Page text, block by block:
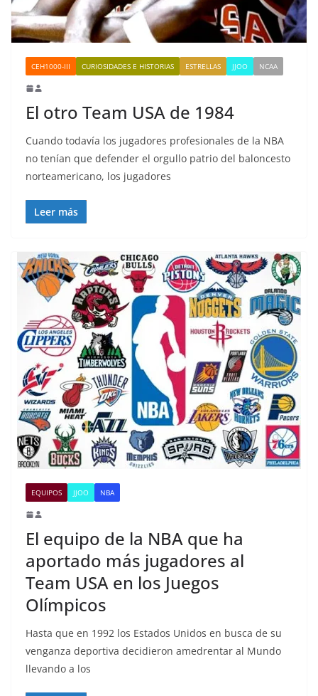
CEH1000-III CURIOSIDADES E HISTORIAS ESTRELLAS JJOO NCAA
El otro Team USA de 1984
Cuando todavía los jugadores profesionales de la NBA
no tenían que defender el orgullo patrio del baloncesto
norteamericano, los jugadores
Leer más
EQUIPOS JJOO NBA
El equipo de la NBA que ha
aportado más jugadores al
Team USA en los Juegos
Olímpicos
Hasta que en 1992 los Estados Unidos en busca de su
venganza deportiva decidieron amedrentar al Mundo
llevando a los